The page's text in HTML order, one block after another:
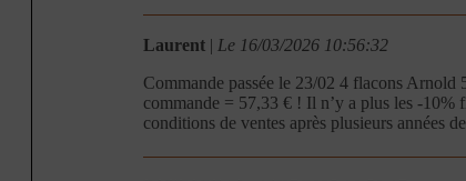
Laurent | Le 16/03/2026 10:56:32
Commande passée le 23/02 4 flacons
commande = 57,33 € ! Il n’y a plus les -10%
conditions de ventes après plusieurs années